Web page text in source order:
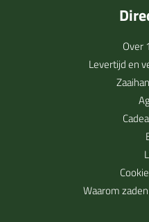
Over
Levertijd en
Waarom